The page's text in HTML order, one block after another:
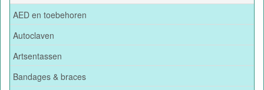
AED en toebehoren
Autoclaven
Artsentassen
Bandages & braces